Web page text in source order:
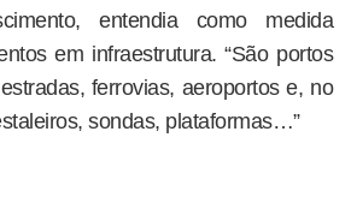
entendia como medida
em infraestrutura. “São portos
ferrovias, aeroportos e, no
sondas, plataformas…”